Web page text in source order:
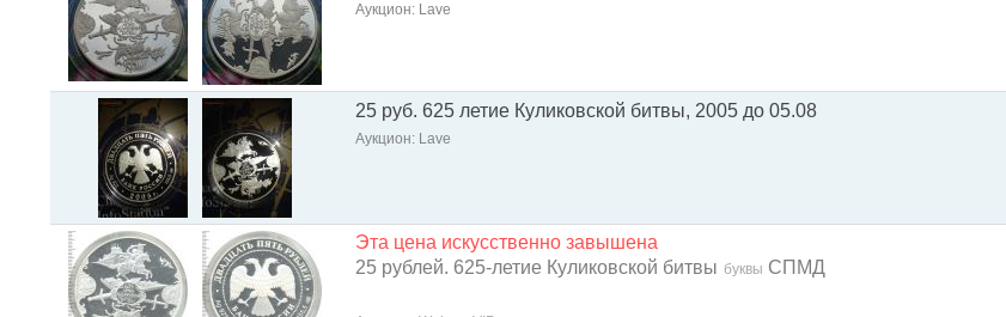
Аукцион: Lave
25 руб. 625 летие Куликовской битвы, 2005 до 05.08
Аукцион: Lave
Эта цена искусственно завышена
25 рублей. 625-летие Куликовской битвы буквы СПМД